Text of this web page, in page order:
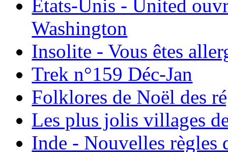
États-Unis - United
Washington
Insolite - Vous êtes
Trek n°159 Déc-Jan
Folklores de Noël des
Les plus jolis villages
Inde - Nouvelles règles